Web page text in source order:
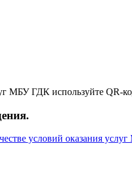
МБУ ГДК используйте QR-